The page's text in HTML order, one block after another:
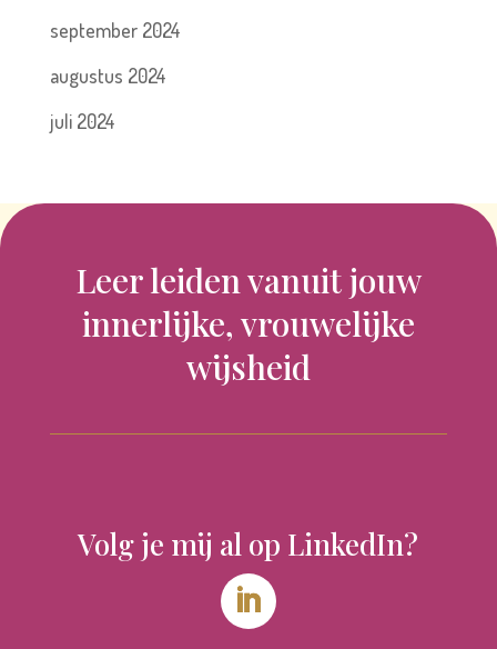
september 2024
augustus 2024
juli 2024
Leer leiden vanuit jouw
innerlijke, vrouwelijke
wijsheid
Volg je mij al op LinkedIn?